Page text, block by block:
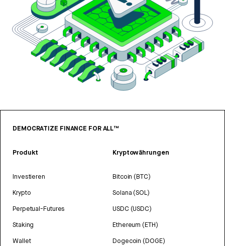
DEMOCRATIZE FINANCE FOR ALL™
Produkt
Investieren
Krypto
Perpetual-Futures
Staking
Wallet
Kryptowährungen
Bitcoin (BTC)
Solana (SOL)
USDC (USDC)
Ethereum (ETH)
Dogecoin (DOGE)